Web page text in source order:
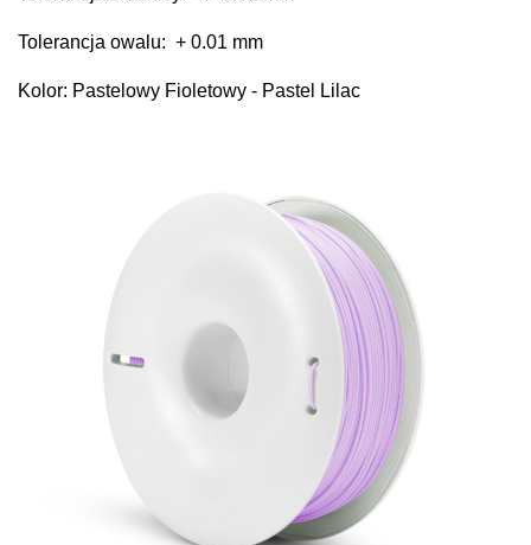
Tolerancja owalu: + 0.01 mm
Kolor: Pastelowy Fioletowy - Pastel Lilac